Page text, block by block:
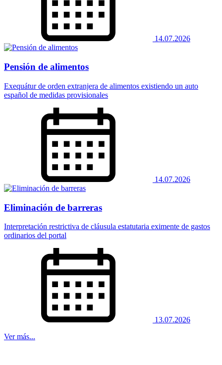
14.07.2026
Pensión de alimentos
Exequátur de orden extranjera de alimentos existiendo un auto
español de medidas provisionales
14.07.2026
Eliminación de barreras
Interpretación restrictiva de cláusula estatutaria eximente de gastos
ordinarios del portal
13.07.2026
Ver más...